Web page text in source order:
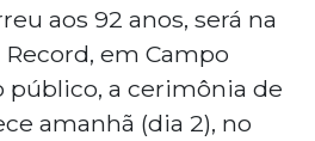
aos 92 anos, será na
em Campo
público, a cerimônia de
amanhã (dia 2), no